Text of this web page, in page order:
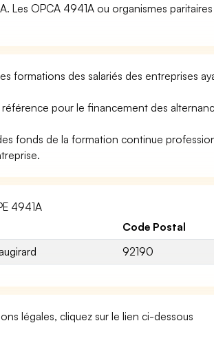
Les OPCA 4941A ou organismes
formations des salariés des entreprises
pour le financement des
fonds de la formation continue
4941A
Code Postal
92190
légales, cliquez sur le lien ci-dessous